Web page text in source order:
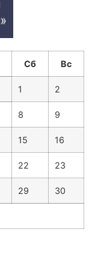
Сб Вс
1 2
8 9
15 16
22 23
29 30